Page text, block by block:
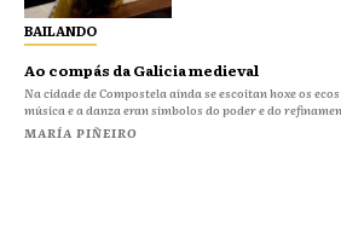
BAILANDO
Ao compás da Galicia medieval
Na cidade de Compostela aínda se escoitan hoxe os
música e a danza eran símbolos do poder e do
MARÍA PIÑEIRO